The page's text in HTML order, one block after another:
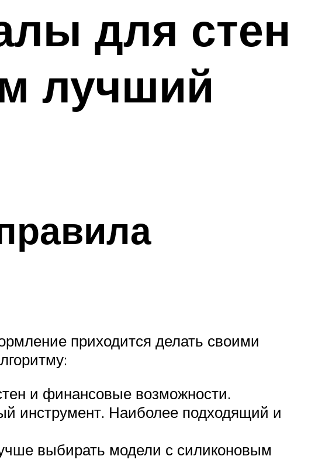
для стен
лучший
приходится делать своими
и финансовые возможности.
инструмент. Наиболее подходящий и
выбирать модели с силиконовым